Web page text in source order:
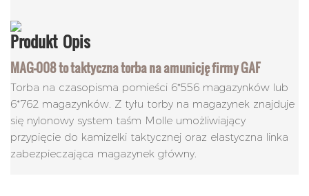
Produkt Opis
MAG-008 to taktyczna torba na amunicję firmy GAF
Torba na czasopisma pomieści 6*556 magazynków lub
6*762 magazynków. Z tyłu torby na magazynek znajduje
się nylonowy system taśm Molle umożliwiający
przypięcie do kamizelki taktycznej oraz elastyczna linka
zabezpieczająca magazynek główny.